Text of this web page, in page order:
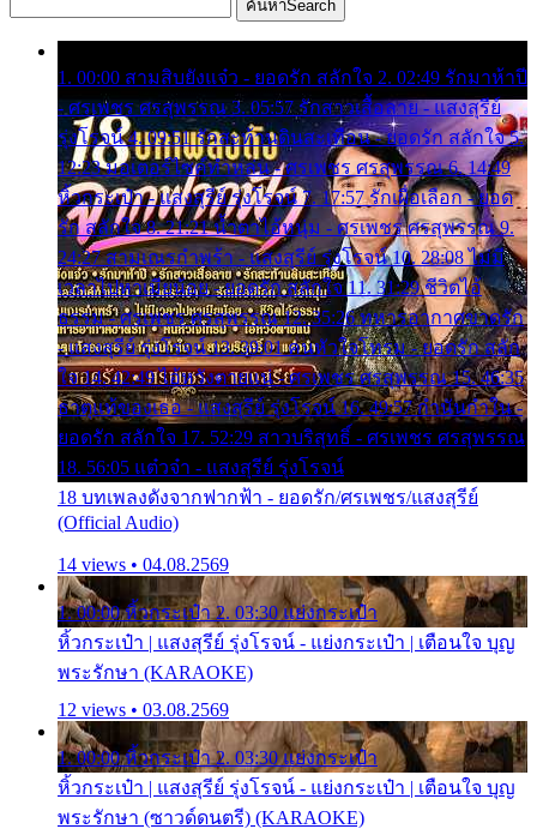
ค้นหาSearch
1. 00:00 สามสิบยังแจ๋ว - ยอดรัก สลักใจ 2. 02:49 รักมาห้าปี
- ศรเพชร ศรสุพรรณ 3. 05:57 รักสาวเสื้อลาย - แสงสุรีย์
รุ่งโรจน์ 4. 09:51 รักสะท้านดินสะเทือน - ยอดรัก สลักใจ 5.
12:23 มอเตอร์ไซค์ทำหล่น - ศรเพชร ศรสุพรรณ 6. 14:49
หิ้วกระเป๋า - แสงสุรีย์ รุ่งโรจน์ 7. 17:57 รักเผื่อเลือก - ยอด
รัก สลักใจ 8. 21:21 น้ำตาไอ้หนุ่ม - ศรเพชร ศรสุพรรณ 9.
24:27 สามเณรกำพร้า - แสงสุรีย์ รุ่งโรจน์ 10. 28:08 ไม่มี
เวลาไปหาเมียน้อย - ยอดรัก สลักใจ 11. 31:29 ชีวิตไอ้
ธรรม - ศรเพชร ศรสุพรรณ 12. 35:26 ทหารอากาศขาดรัก
- แสงสุรีย์ รุ่งโรจน์ 13. 39:01 คนหัวใจโทรม - ยอดรัก สลัก
ใจ 14. 42:49 ไอ้หวังตายแน่ - ศรเพชร ศรสุพรรณ 15. 46:35
ธาตุแท้ของเธอ - แสงสุรีย์ รุ่งโรจน์ 16. 49:57 กำนันกำใน -
ยอดรัก สลักใจ 17. 52:29 สาวบริสุทธิ์ - ศรเพชร ศรสุพรรณ
18. 56:05 แต๋วจ๋า - แสงสุรีย์ รุ่งโรจน์
18 บทเพลงดังจากฟากฟ้า - ยอดรัก/ศรเพชร/แสงสุรีย์
(Official Audio)
14 views • 04.08.2569
1. 00:00 หิ้วกระเป๋า 2. 03:30 แย่งกระเป๋า
หิ้วกระเป๋า | แสงสุรีย์ รุ่งโรจน์ - แย่งกระเป๋า | เตือนใจ บุญ
พระรักษา (KARAOKE)
12 views • 03.08.2569
1. 00:00 หิ้วกระเป๋า 2. 03:30 แย่งกระเป๋า
หิ้วกระเป๋า | แสงสุรีย์ รุ่งโรจน์ - แย่งกระเป๋า | เตือนใจ บุญ
พระรักษา (ซาวด์ดนตรี) (KARAOKE)